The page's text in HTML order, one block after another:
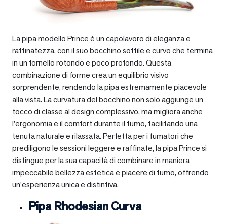
La pipa modello Prince è un capolavoro di eleganza e
raffinatezza, con il suo bocchino sottile e curvo che termina
in un fornello rotondo e poco profondo. Questa
combinazione di forme crea un equilibrio visivo
sorprendente, rendendo la pipa estremamente piacevole
alla vista. La curvatura del bocchino non solo aggiunge un
tocco di classe al design complessivo, ma migliora anche
l’ergonomia e il comfort durante il fumo, facilitando una
tenuta naturale e rilassata. Perfetta per i fumatori che
prediligono le sessioni leggere e raffinate, la pipa Prince si
distingue per la sua capacità di combinare in maniera
impeccabile bellezza estetica e piacere di fumo, offrendo
un’esperienza unica e distintiva.
Pipa Rhodesian Curva